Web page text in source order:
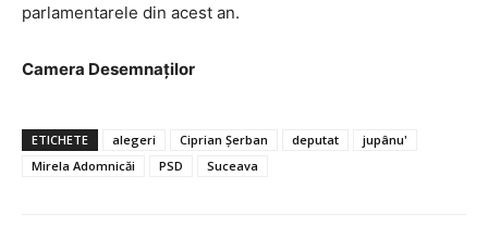
parlamentarele din acest an.
Camera Desemnaților
ETICHETE alegeri Ciprian Șerban deputat
jupânu'
Mirela Adomnicăi
PSD Suceava